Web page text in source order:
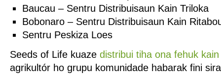
Baucau – Sentru Distribuisaun Kain Triloka
Bobonaro – Sentru Distribuisaun Kain
Sentru Peskiza Loes
Seeds of Life kuaze distribui tiha ona fehuk
agrikultór ho grupu komunidade habarak fini